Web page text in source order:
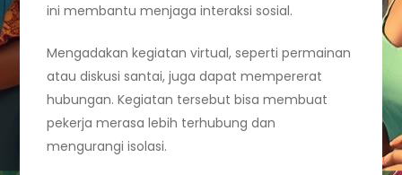
ini membantu menjaga interaksi sosial.
Mengadakan kegiatan virtual, seperti permainan
atau diskusi santai, juga dapat mempererat
hubungan. Kegiatan tersebut bisa membuat
pekerja merasa lebih terhubung dan
mengurangi isolasi.